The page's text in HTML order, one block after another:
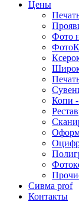
Цены
Фото
Копи
Сивма prof
Контакты